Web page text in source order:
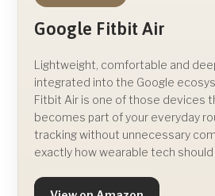
Google Fitbit Air
Lightweight, comfortable and
integrated into the Google
Fitbit Air is one of those devices
becomes part of your everyday
tracking without unnecessary
exactly how wearable tech should